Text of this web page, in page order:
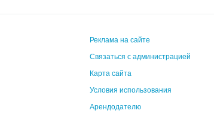
Реклама на сайте
Связаться с администрацией
Карта сайта
Условия использования
Арендодателю